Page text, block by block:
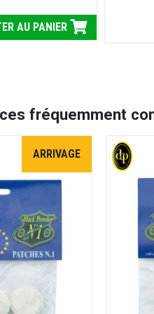
AU PANIER
fréquemment
ARRIVAGE